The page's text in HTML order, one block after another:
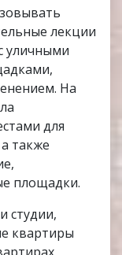
лекции
уличными
На
для
также
площадки.
студии,
квартиры